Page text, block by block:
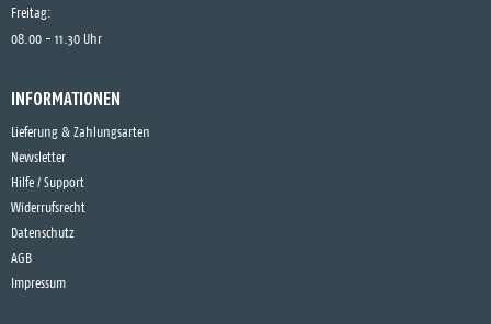
Freitag:
08.00 - 11.30 Uhr
INFORMATIONEN
Lieferung & Zahlungsarten
Newsletter
Hilfe / Support
Widerrufsrecht
Datenschutz
AGB
Impressum